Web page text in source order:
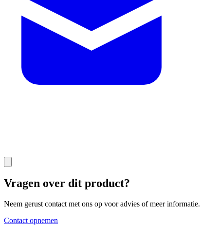
Vragen over dit product?
Neem gerust contact met ons op voor advies of meer informatie.
Contact opnemen